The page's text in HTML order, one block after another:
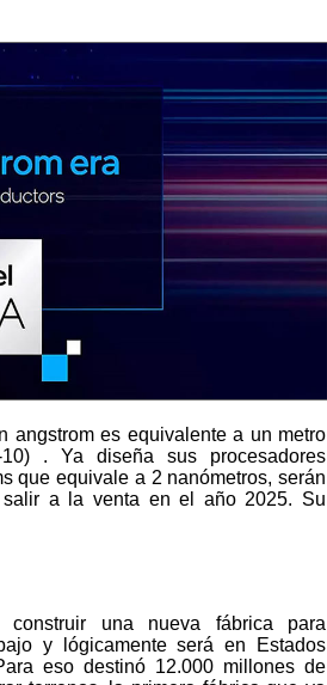
angstrom es equivalente a un metro
10) . Ya diseña sus procesadores
que equivale a 2 nanómetros, serán
a la venta en el año 2025. Su
una nueva fábrica para
y lógicamente será en Estados
eso destinó 12.000 millones de